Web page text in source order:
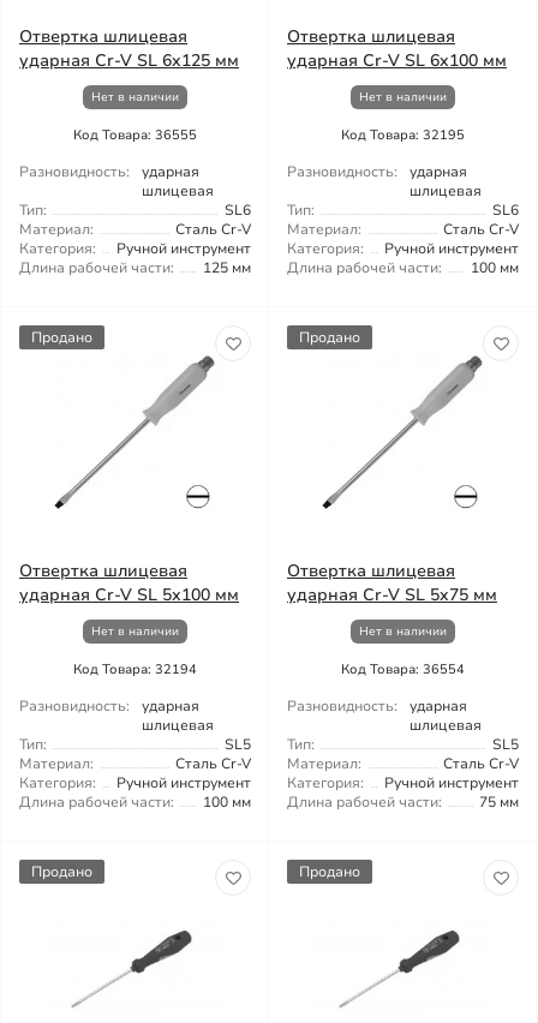
Отвертка шлицевая
ударная Cr-V SL 6x125 мм
Нет в наличии
Код Товара: 36555
Разновидность:
ударная
шлицевая
Тип:
SL6
Материал:
Сталь Cr-V
Категория:
Ручной инструмент
Длина рабочей части:
125 мм
Отвертка шлицевая
ударная Cr-V SL 6x100 мм
Нет в наличии
Код Товара: 32195
Разновидность:
ударная
шлицевая
Тип:
SL6
Материал:
Сталь Cr-V
Категория:
Ручной инструмент
Длина рабочей части:
100 мм
Продано
Отвертка шлицевая
ударная Cr-V SL 5х100 мм
Нет в наличии
Код Товара: 32194
Разновидность:
ударная
шлицевая
Тип:
SL5
Материал:
Сталь Cr-V
Категория:
Ручной инструмент
Длина рабочей части:
100 мм
Продано
Отвертка шлицевая
ударная Cr-V SL 5x75 мм
Нет в наличии
Код Товара: 36554
Разновидность:
ударная
шлицевая
Тип:
SL5
Материал:
Сталь Cr-V
Категория:
Ручной инструмент
Длина рабочей части:
75 мм
Продано Продано